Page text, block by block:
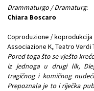
Drammaturgo / Dramaturg:
Chiara Boscaro
Coproduzione / koprodukcija
Associazione K, Teatro Verdi
Pored toga što se vješto
iz jednoga u drugi lik,
tragičnog i komičnog
Prepoznala je to i riječka